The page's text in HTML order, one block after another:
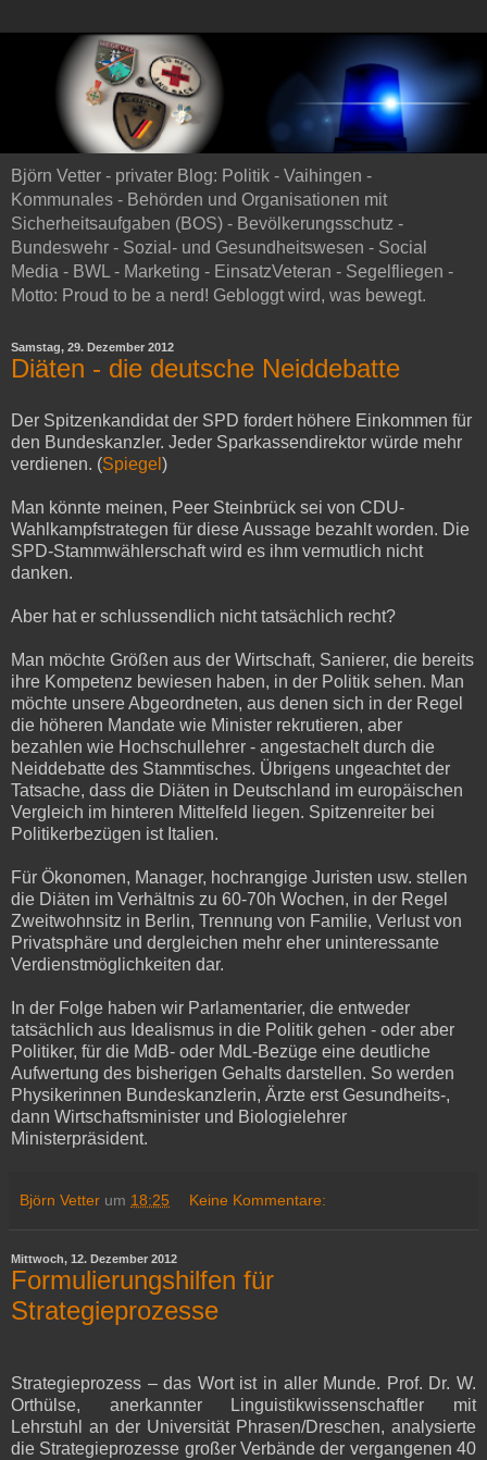
Björn Vetter - privater Blog: Politik - Vaihingen -
Kommunales - Behörden und Organisationen mit
Sicherheitsaufgaben (BOS) - Bevölkerungsschutz -
Bundeswehr - Sozial- und Gesundheitswesen - Social
Media - BWL - Marketing - EinsatzVeteran - Segelfliegen -
Motto: Proud to be a nerd! Gebloggt wird, was bewegt.
Samstag, 29. Dezember 2012
Diäten - die deutsche Neiddebatte
Der Spitzenkandidat der SPD fordert höhere Einkommen für
den Bundeskanzler. Jeder Sparkassendirektor würde mehr
verdienen. (Spiegel )
Man könnte meinen, Peer Steinbrück sei von CDU-
Wahlkampfstrategen für diese Aussage bezahlt worden. Die
SPD-Stammwählerschaft wird es ihm vermutlich nicht
danken.
Aber hat er schlussendlich nicht tatsächlich recht?
Man möchte Größen aus der Wirtschaft, Sanierer, die bereits
ihre Kompetenz bewiesen haben, in der Politik sehen. Man
möchte unsere Abgeordneten, aus denen sich in der Regel
die höheren Mandate wie Minister rekrutieren, aber
bezahlen wie Hochschullehrer - angestachelt durch die
Neiddebatte des Stammtisches. Übrigens ungeachtet der
Tatsache, dass die Diäten in Deutschland im europäischen
Vergleich im hinteren Mittelfeld liegen. Spitzenreiter bei
Politikerbezügen ist Italien.
Für Ökonomen, Manager, hochrangige Juristen usw. stellen
die Diäten im Verhältnis zu 60-70h Wochen, in der Regel
Zweitwohnsitz in Berlin, Trennung von Familie, Verlust von
Privatsphäre und dergleichen mehr eher uninteressante
Verdienstmöglichkeiten dar.
In der Folge haben wir Parlamentarier, die entweder
tatsächlich aus Idealismus in die Politik gehen - oder aber
Politiker, für die MdB- oder MdL-Bezüge eine deutliche
Aufwertung des bisherigen Gehalts darstellen. So werden
Physikerinnen Bundeskanzlerin, Ärzte erst Gesundheits-,
dann Wirtschaftsminister und Biologielehrer
Ministerpräsident.
Björn Vetter um 18:25 Keine Kommentare:
Mittwoch, 12. Dezember 2012
Formulierungshilfen für
Strategieprozesse
Strategieprozess – das Wort ist in aller Munde. Prof. Dr. W.
Orthülse, anerkannter Linguistikwissenschaftler mit
Lehrstuhl an der Universität Phrasen/Dreschen, analysierte
die Strategieprozesse großer Verbände der vergangenen 40